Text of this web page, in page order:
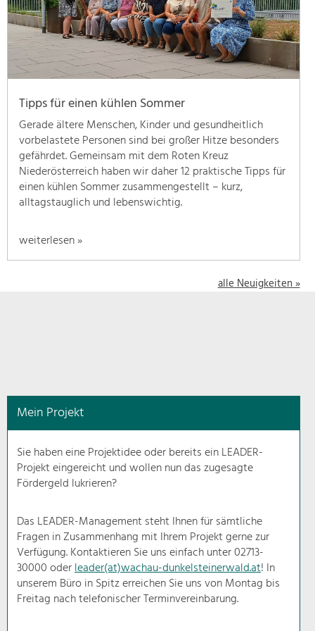
geben
wir
hier
eine
Übersicht
unsere
Themenschwerpunkte.
Für
mehr
Informationen
einfach
das
schon
Natur- &
Landschaftsschutz
Pflege, Regulierung und
Weiterentwicklung.
Ortsbild, Baukultur und nachhaltiges
Siedlungswesen.
Land- & Forstwirtschaft
Bewirtschaftung und Pflege der
Kulturlandschaft.
Tipps für einen kühlen Sommer
Gerade ältere Menschen, Kinder und gesundheitlich
vorbelastete Personen sind bei großer Hitze besonders
gefährdet. Gemeinsam mit dem Roten Kreuz
Niederösterreich haben wir daher 12 praktische Tipps für
einen kühlen Sommer zusammengestellt – kurz,
alltagstauglich und lebenswichtig.
weiterlesen »
alle Neuigkeiten »
Mein Projekt
Sie haben eine Projektidee oder bereits ein LEADER-
Projekt eingereicht und wollen nun das zugesagte
Fördergeld lukrieren?
Das LEADER-Management steht Ihnen für sämtliche
Fragen in Zusammenhang mit Ihrem Projekt gerne zur
Verfügung. Kontaktieren Sie uns einfach unter 02713-
30000 oderleader(at)wachau-dunkelsteinerwald.at! In
unserem Büro in Spitz erreichen Sie uns von Montag bis
Freitag nach telefonischer Terminvereinbarung.